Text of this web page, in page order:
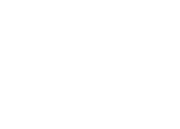
building